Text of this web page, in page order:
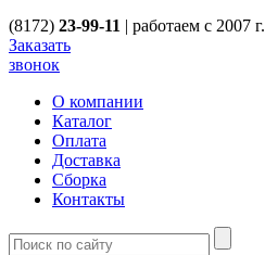
(8172) 23-99-11 | работаем с 2007 г.
Заказать
звонок
О компании
Каталог
Оплата
Доставка
Сборка
Контакты